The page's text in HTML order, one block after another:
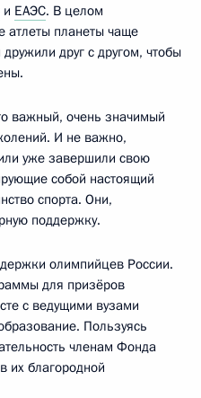
и ЕАЭС. В целом
атлеты планеты чаще
друг с другом, чтобы
важный, очень значимый
И не важно,
уже завершили свою
собой настоящий
спорта. Они,
поддержку.
олимпийцев России.
для призёров
с ведущими вузами
Пользуясь
членам Фонда
их благородной